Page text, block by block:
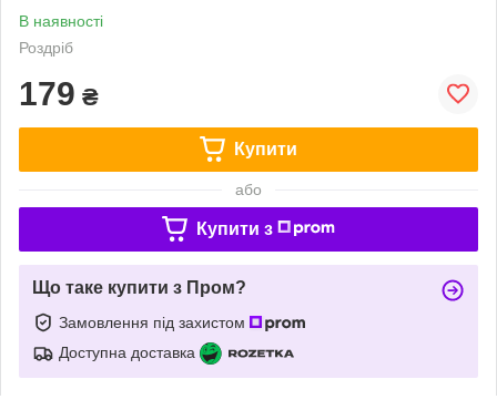
В наявності
Роздріб
179 ₴
Купити
або
Купити з
Що таке купити з Пром?
Замовлення під захистом
Доступна доставка